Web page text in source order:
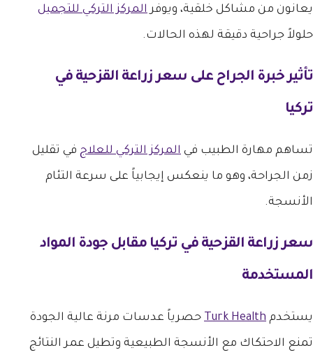
يعانون من مشاكل خلقية، ويوفر المركز التركي للتجميل
حلولاً جراحية دقيقة لهذه الحالات.
تأثير خبرة الجراح على سعر زراعة القزحية في
تركيا
تساهم مهارة الطبيب في المركز التركي للعلاج في تقليل
زمن الجراحة، وهو ما ينعكس إيجابياً على سرعة التئام
الأنسجة.
سعر زراعة القزحية في تركيا مقابل جودة المواد
المستخدمة
يستخدم Turk Health حصرياً عدسات مرنة عالية الجودة
تمنع الاحتكاك مع الأنسجة الطبيعية وتطيل عمر النتائج